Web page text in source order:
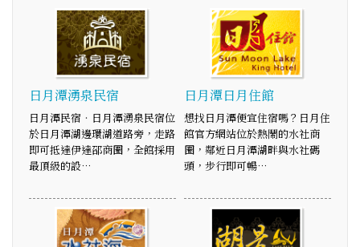
日月潭湧泉民宿
日月潭民宿‧日月潭湧泉民宿位
於日月潭湖邊環湖道路旁，走路
即可抵達伊達邵商圈，全館採用
最頂級的設…
日月潭日月住館
想找日月潭便宜住宿嗎？日月住
館官方網站位於熱鬧的水社商
圈，鄰近日月潭湖畔與水社碼
頭，步行即可暢…